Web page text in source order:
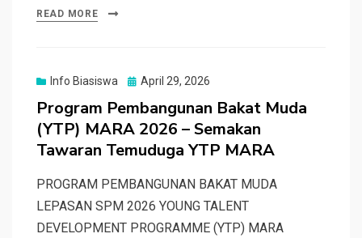
READ MORE
Info Biasiswa
Posted
April 29, 2026
Program Pembangunan Bakat Muda
(YTP) MARA 2026 – Semakan
Tawaran Temuduga YTP MARA
PROGRAM PEMBANGUNAN BAKAT MUDA
LEPASAN SPM 2026 YOUNG TALENT
DEVELOPMENT PROGRAMME (YTP) MARA